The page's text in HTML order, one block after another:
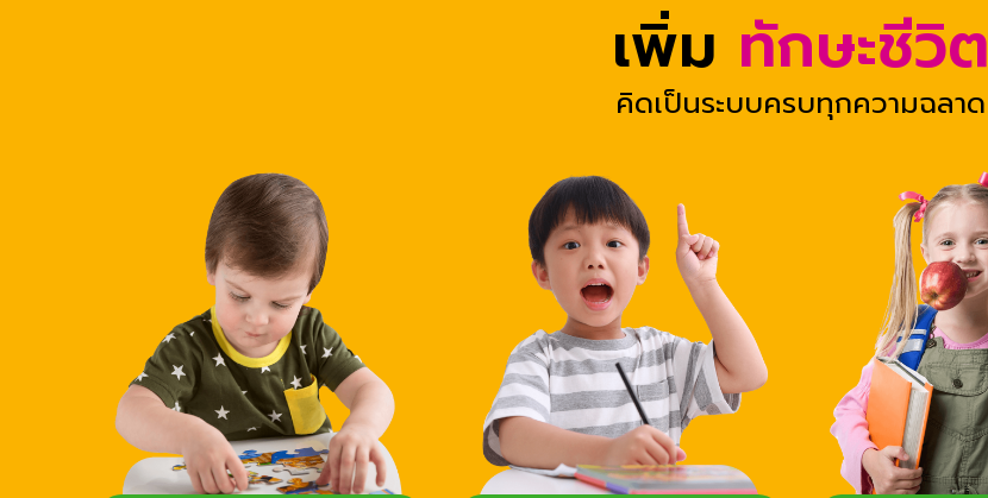
เพิ่ม ทักษะชีวิต
คิดเป็นระบบครบทุกความฉลาด